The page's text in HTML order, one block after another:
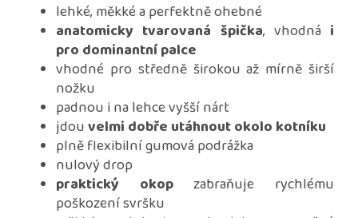
lehké, měkké a perfektně ohebné
anatomicky tvarovaná špička, vhodnái
pro dominantní palce
vhodné pro středně širokou až mírně širší
nožku
padnou i na lehce vyšší nárt
jdouvelmi dobře utáhnout okolo kotníku
plně flexibilní gumová podrážka
nulový drop
praktický okopzabraňuje rychlému
poškození svršku